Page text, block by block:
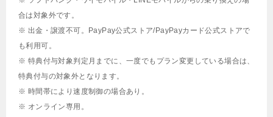
合は対象外です。
※ 出金・譲渡不可。PayPay公式ストア/PayPayカード公式ストアで
も利用可。
※ 特典付与対象判定月までに、一度でもプラン変更している場合は、
特典付与の対象外となります。
※ 時間帯により速度制御の場合あり。
※ オンライン専用。